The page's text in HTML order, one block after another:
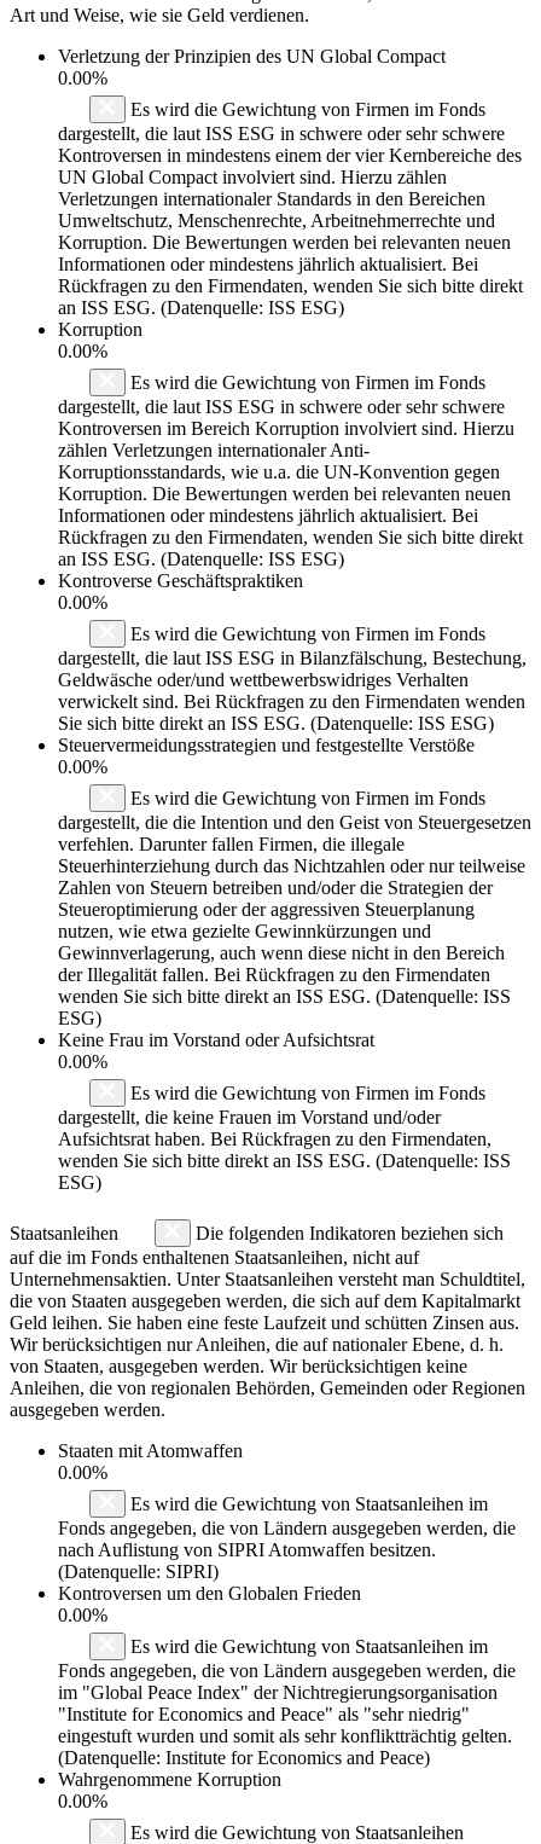
Art und Weise, wie sie Geld verdienen.
Verletzung der Prinzipien des UN Global Compact
0.00%
Es wird die Gewichtung von Firmen im Fonds
dargestellt, die laut ISS ESG in schwere oder sehr schwere
Kontroversen in mindestens einem der vier Kernbereiche des
UN Global Compact involviert sind. Hierzu zählen
Verletzungen internationaler Standards in den Bereichen
Umweltschutz, Menschenrechte, Arbeitnehmerrechte und
Korruption. Die Bewertungen werden bei relevanten neuen
Informationen oder mindestens jährlich aktualisiert. Bei
Rückfragen zu den Firmendaten, wenden Sie sich bitte direkt
an ISS ESG. (Datenquelle: ISS ESG)
Korruption
0.00%
Es wird die Gewichtung von Firmen im Fonds
dargestellt, die laut ISS ESG in schwere oder sehr schwere
Kontroversen im Bereich Korruption involviert sind. Hierzu
zählen Verletzungen internationaler Anti-
Korruptionsstandards, wie u.a. die UN-Konvention gegen
Korruption. Die Bewertungen werden bei relevanten neuen
Informationen oder mindestens jährlich aktualisiert. Bei
Rückfragen zu den Firmendaten, wenden Sie sich bitte direkt
an ISS ESG. (Datenquelle: ISS ESG)
Kontroverse Geschäftspraktiken
0.00%
Es wird die Gewichtung von Firmen im Fonds
dargestellt, die laut ISS ESG in Bilanzfälschung, Bestechung,
Geldwäsche oder/und wettbewerbswidriges Verhalten
verwickelt sind. Bei Rückfragen zu den Firmendaten wenden
Sie sich bitte direkt an ISS ESG. (Datenquelle: ISS ESG)
Steuervermeidungsstrategien und festgestellte Verstöße
0.00%
Es wird die Gewichtung von Firmen im Fonds
dargestellt, die die Intention und den Geist von Steuergesetzen
verfehlen. Darunter fallen Firmen, die illegale
Steuerhinterziehung durch das Nichtzahlen oder nur teilweise
Zahlen von Steuern betreiben und/oder die Strategien der
Steueroptimierung oder der aggressiven Steuerplanung
nutzen, wie etwa gezielte Gewinnkürzungen und
Gewinnverlagerung, auch wenn diese nicht in den Bereich
der Illegalität fallen. Bei Rückfragen zu den Firmendaten
wenden Sie sich bitte direkt an ISS ESG. (Datenquelle: ISS
ESG)
Keine Frau im Vorstand oder Aufsichtsrat
0.00%
Es wird die Gewichtung von Firmen im Fonds
dargestellt, die keine Frauen im Vorstand und/oder
Aufsichtsrat haben. Bei Rückfragen zu den Firmendaten,
wenden Sie sich bitte direkt an ISS ESG. (Datenquelle: ISS
ESG)
Staatsanleihen
Die folgenden Indikatoren beziehen sich
auf die im Fonds enthaltenen Staatsanleihen, nicht auf
Unternehmensaktien. Unter Staatsanleihen versteht man Schuldtitel,
die von Staaten ausgegeben werden, die sich auf dem Kapitalmarkt
Geld leihen. Sie haben eine feste Laufzeit und schütten Zinsen aus.
Wir berücksichtigen nur Anleihen, die auf nationaler Ebene, d. h.
von Staaten, ausgegeben werden. Wir berücksichtigen keine
Anleihen, die von regionalen Behörden, Gemeinden oder Regionen
ausgegeben werden.
Staaten mit Atomwaffen
0.00%
Es wird die Gewichtung von Staatsanleihen im
Fonds angegeben, die von Ländern ausgegeben werden, die
nach Auflistung von SIPRI Atomwaffen besitzen.
(Datenquelle: SIPRI)
Kontroversen um den Globalen Frieden
0.00%
Es wird die Gewichtung von Staatsanleihen im
Fonds angegeben, die von Ländern ausgegeben werden, die
im "Global Peace Index" der Nichtregierungsorganisation
"Institute for Economics and Peace" als "sehr niedrig"
eingestuft wurden und somit als sehr konfliktträchtig gelten.
(Datenquelle: Institute for Economics and Peace)
Wahrgenommene Korruption
0.00%
Es wird die Gewichtung von Staatsanleihen